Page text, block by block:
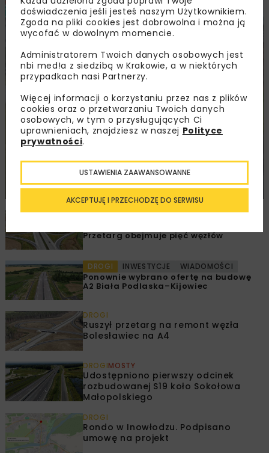
DROGI INWESTYCJE
Rozbudowa DW450 między
Mirkowem a Wieruszowem
z dofinansowaniem UE
DROGI INWESTYCJE WIADOMOŚCI
Przetarg obejmuje pięć węzłów
DROGI INWESTYCJE WIADOMOŚCI
Ponownie wybrano ofertę na budowę
A2 Biała Podlaska–Kijowiec
DROGI
Ruszył przetarg na remont węzła
Bolesławiec na A4
DROGIMOSTY
Udostępniono pierwszy odcinek
rozbudowanej S19 koło Sokołowa
Małopolskiego
DROGI
Rondo w Inowłodzu. Podpisano
umowę na projekt
doświadczenia jeśli jesteś naszym Użytkownikiem.
Zgoda na pliki cookies jest dobrowolna i można ją
wycofać w dowolnym momencie.
Administratorem Twoich danych osobowych jest
nbi med!a z siedzibą w Krakowie, a w niektórych
przypadkach nasi Partnerzy.
Więcej informacji o korzystaniu przez nas z plików
cookies oraz o przetwarzaniu Twoich danych
osobowych, w tym o przysługujących Ci
uprawnieniach, znajdziesz w naszej Polityce
prywatności.
AKCEPTUJĘ I PRZECHODZĘ DO SERWISU
USTAWIENIA ZAAWANSOWANNE